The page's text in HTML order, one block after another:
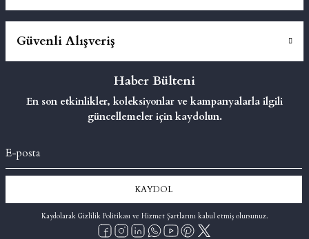
Güvenli Alışveriş
Haber Bülteni
En son etkinlikler, koleksiyonlar ve kampanyalarla ilgili
güncellemeler için kaydolun.
KAYDOL
Kaydolarak Gizlilik Politikası ve Hizmet Şartlarını kabul etmiş olursunuz.